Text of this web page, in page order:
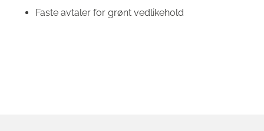
Faste avtaler for grønt vedlikehold